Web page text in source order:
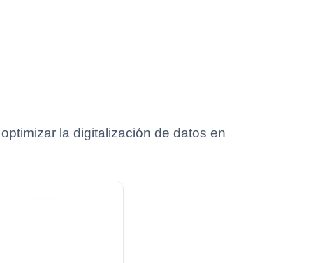
la digitalización de datos en